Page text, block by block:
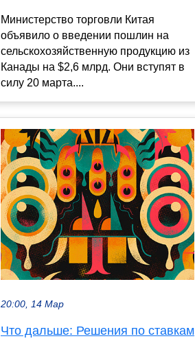
Министерство торговли Китая
объявило о введении пошлин на
сельскохозяйственную продукцию из
Канады на $2,6 млрд. Они вступят в
силу 20 марта....
20:00, 14 Мар
Что дальше: Решения по ставкам